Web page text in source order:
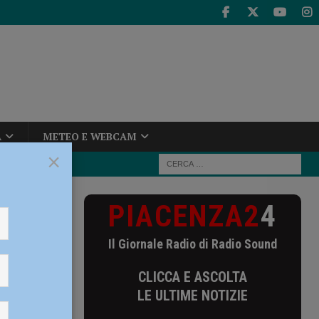
METEO E WEBCAM
PIACENZA24
Il Giornale Radio di Radio Sound
CLICCA E ASCOLTA
LE ULTIME NOTIZIE
×